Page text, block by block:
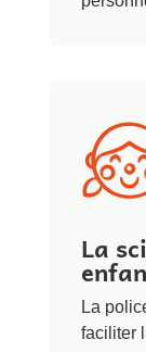
La
La
faciliter